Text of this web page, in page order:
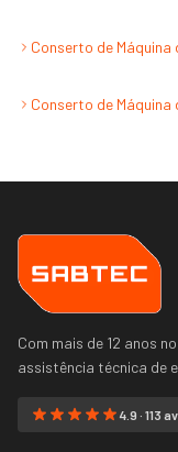
Conserto de Máquina
Conserto de Máquina
Com mais de 12 anos
assistência técnica de
4.9 · 113